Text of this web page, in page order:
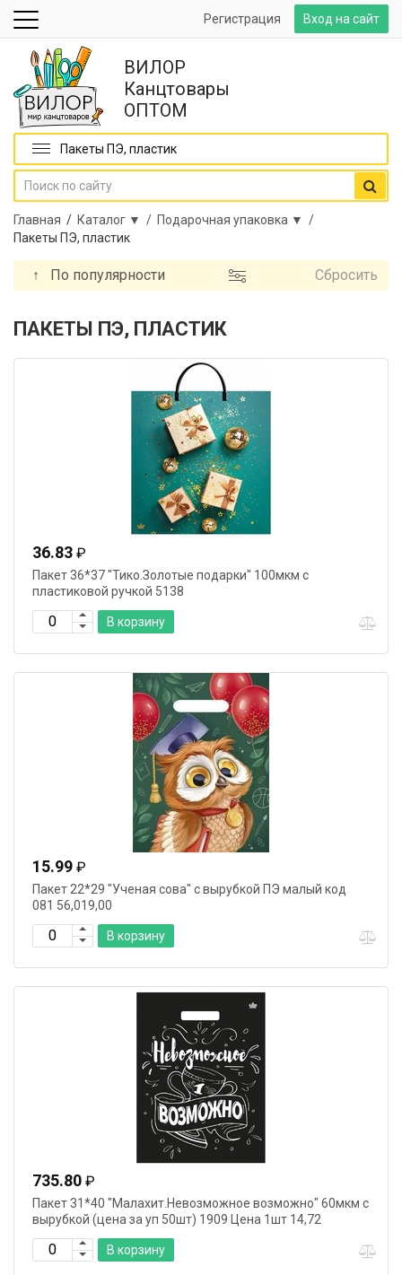
Вход на сайт
Регистрация
ВИЛОР
Канцтовары
ОПТОМ
Пакеты ПЭ, пластик
Главная / Каталог ▼ / Подарочная упаковка ▼ /
Пакеты ПЭ, пластик
↑ По популярности Сбросить
ПАКЕТЫ ПЭ, ПЛАСТИК
36.83 ₽
Пакет 36*37 "Тико.Золотые подарки" 100мкм с
пластиковой ручкой 5138
В корзину
15.99 ₽
Пакет 22*29 "Ученая сова" с вырубкой ПЭ малый код
081 56,019,00
В корзину
735.80 ₽
Пакет 31*40 "Малахит.Невозможное возможно" 60мкм с
вырубкой (цена за уп 50шт) 1909 Цена 1шт 14,72
В корзину